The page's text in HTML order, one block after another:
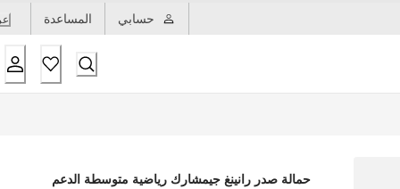
حسابي المساعدة
حمالة صدر رانينغ جيمشارك رياضية متوسطة الدعم